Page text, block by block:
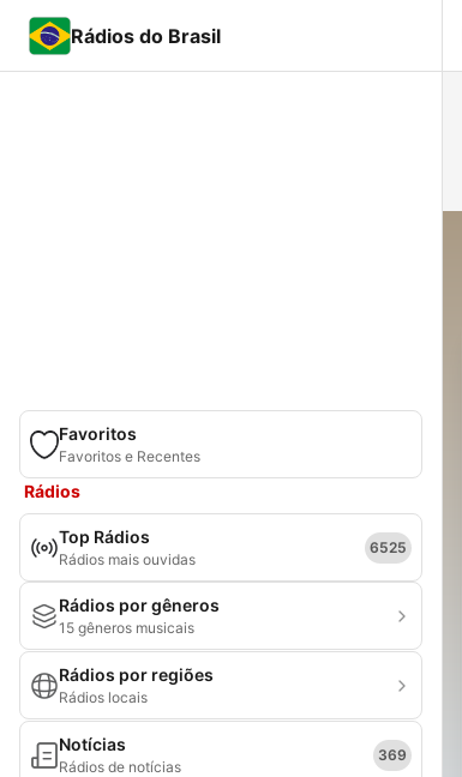
Rádios do Brasil
Favoritos
Favoritos e Recentes
Rádios
Top Rádios
Rádios mais ouvidas
6525
Rádios por gêneros
15 gêneros musicais
Rádios por regiões
Rádios locais
Notícias
Rádios de notícias
369